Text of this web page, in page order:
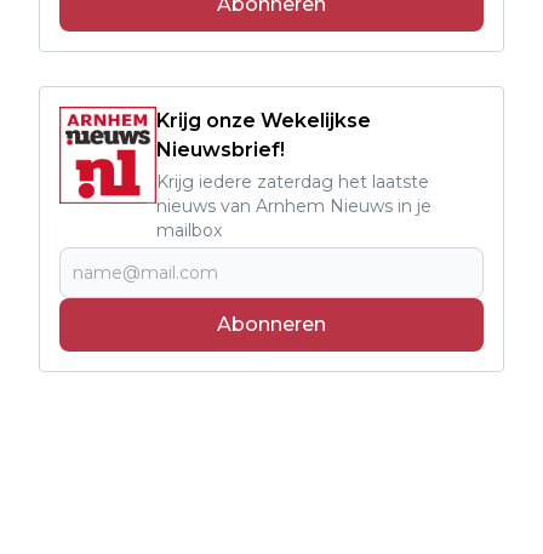
Krijg onze Wekelijkse
Nieuwsbrief!
Krijg iedere zaterdag het laatste
nieuws van Arnhem Nieuws in je
mailbox
Abonneren